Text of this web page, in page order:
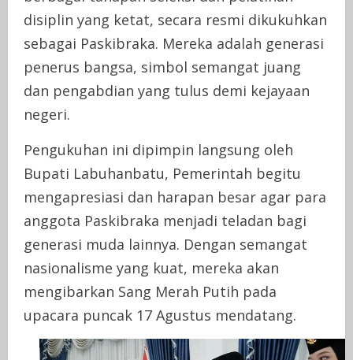
disiplin yang ketat, secara resmi dikukuhkan
sebagai Paskibraka. Mereka adalah generasi
penerus bangsa, simbol semangat juang
dan pengabdian yang tulus demi kejayaan
negeri.
Pengukuhan ini dipimpin langsung oleh
Bupati Labuhanbatu, Pemerintah begitu
mengapresiasi dan harapan besar agar para
anggota Paskibraka menjadi teladan bagi
generasi muda lainnya. Dengan semangat
nasionalisme yang kuat, mereka akan
mengibarkan Sang Merah Putih pada
upacara puncak 17 Agustus mendatang.